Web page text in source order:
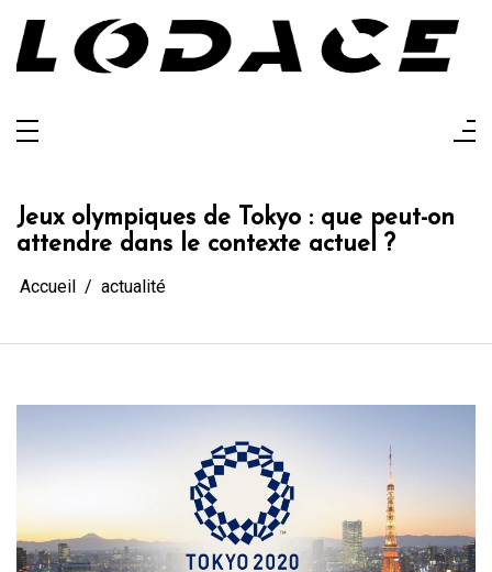
contenu
Lodace
Jeux olympiques de Tokyo : que peut-on
attendre dans le contexte actuel ?
Accueil actualité